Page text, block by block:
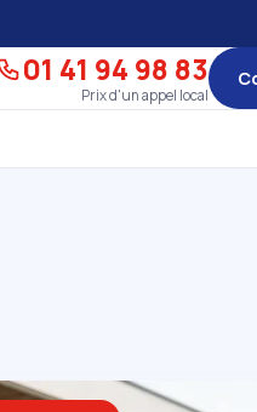
01 41 94 98 83
Prix d'un appel local